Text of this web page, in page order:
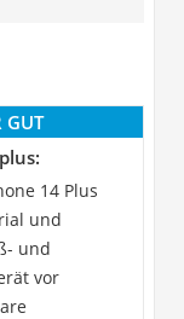
GUT
14 Plus
und
und
vor